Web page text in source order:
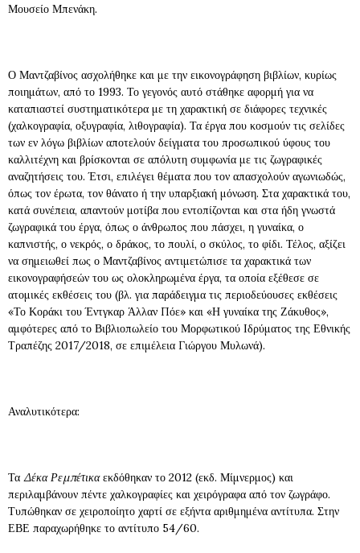
Μουσείο Μπενάκη.
Ο Μαντζαβίνος ασχολήθηκε και με την εικονογράφηση βιβλίων, κυρίως
ποιημάτων, από το 1993. Το γεγονός αυτό στάθηκε αφορμή για να
καταπιαστεί συστηματικότερα με τη χαρακτική σε διάφορες τεχνικές
(χαλκογραφία, οξυγραφία, λιθογραφία). Τα έργα που κοσμούν τις σελίδες
των εν λόγω βιβλίων αποτελούν δείγματα του προσωπικού ύφους του
καλλιτέχνη και βρίσκονται σε απόλυτη συμφωνία με τις ζωγραφικές
αναζητήσεις του. Έτσι, επιλέγει θέματα που τον απασχολούν αγωνιωδώς,
όπως τον έρωτα, τον θάνατο ή την υπαρξιακή μόνωση. Στα χαρακτικά του,
κατά συνέπεια, απαντούν μοτίβα που εντοπίζονται και στα ήδη γνωστά
ζωγραφικά του έργα, όπως ο άνθρωπος που πάσχει, η γυναίκα, ο
καπνιστής, ο νεκρός, ο δράκος, το πουλί, ο σκύλος, το φίδι. Τέλος, αξίζει
να σημειωθεί πως ο Μαντζαβίνος αντιμετώπισε τα χαρακτικά των
εικονογραφήσεών του ως ολοκληρωμένα έργα, τα οποία εξέθεσε σε
ατομικές εκθέσεις του (βλ. για παράδειγμα τις περιοδεύουσες εκθέσεις
«Το Κοράκι του Έντγκαρ Άλλαν Πόε» και «Η γυναίκα της Ζάκυθος»,
αμφότερες από το Βιβλιοπωλείο του Μορφωτικού Ιδρύματος της Εθνικής
Τραπέζης 2017/2018, σε επιμέλεια Γιώργου Μυλωνά).
Αναλυτικότερα:
Τα Δέκα Ρεμπέτικαεκδόθηκαν το 2012 (εκδ. Μίμνερμος) και
περιλαμβάνουν πέντε χαλκογραφίες και χειρόγραφα από τον ζωγράφο.
Τυπώθηκαν σε χειροποίητο χαρτί σε εξήντα αριθμημένα αντίτυπα. Στην
ΕΒΕ παραχωρήθηκε το αντίτυπο 54/60.